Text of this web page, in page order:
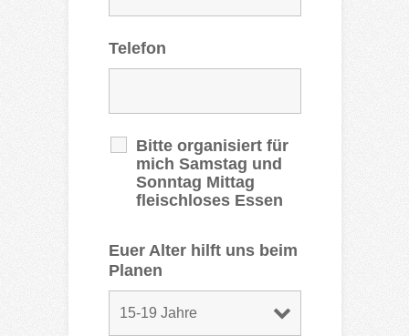
Telefon
Bitte organisiert für
mich Samstag und
Sonntag Mittag
fleischloses Essen
Euer Alter hilft uns beim
Planen